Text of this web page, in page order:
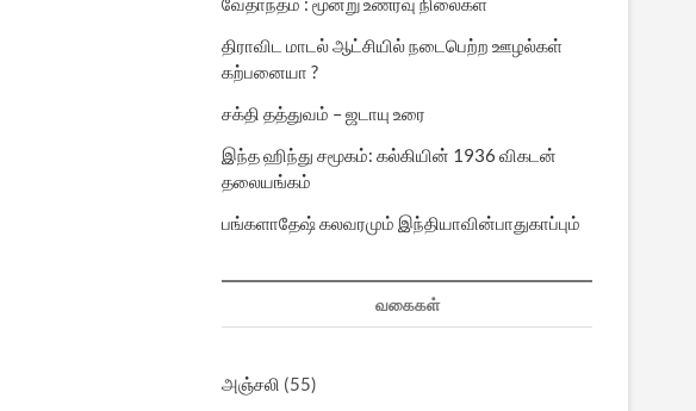
திராவிட மாடல் ஆட்சியில் நடைபெற்ற ஊழல்கள்
கற்பனையா ?
சக்தி தத்துவம் – ஜடாயு உரை
இந்த ஹிந்து சமூகம்: கல்கியின் 1936 விகடன்
தலையங்கம்
பங்களாதேஷ் கலவரமும் இந்தியாவின்பாதுகாப்பும்
வகைகள்
அஞ்சலி (55)